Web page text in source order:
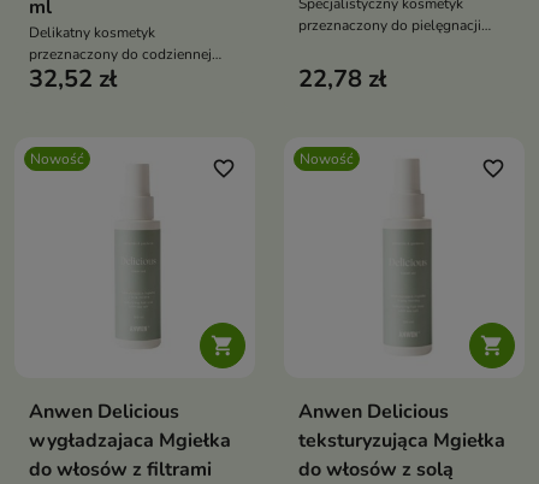
ml
Delikatny kosmetyk
przeznaczony do codziennej
pielęgnacji włosów
32,52 zł
przeznaczony do pielęgnacji
22,78 zł
Nowość

favorite_border
Anwen Delicious
wygładzajaca Mgiełka
do włosów z filtrami
Nowość

favorite_border
Anwen Delicious
teksturyzująca Mgiełka
do włosów z solą